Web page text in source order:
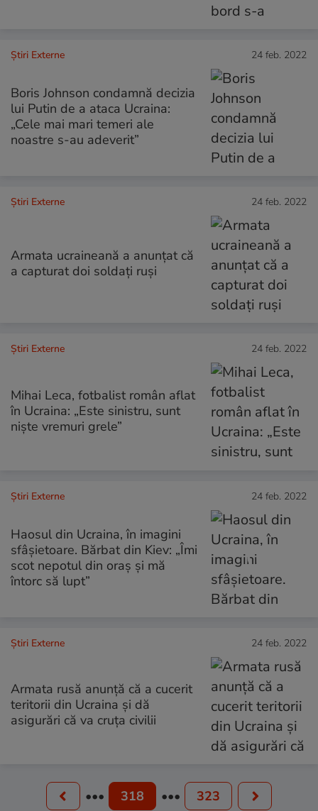
Știri Externe 24 feb. 2022
Boris Johnson condamnă decizia
lui Putin de a ataca Ucraina:
„Cele mai mari temeri ale
noastre s-au adeverit”
Știri Externe 24 feb. 2022
Armata ucraineană a anunțat că
a capturat doi soldaţi ruşi
Știri Externe 24 feb. 2022
Mihai Leca, fotbalist român aflat
în Ucraina: „Este sinistru, sunt
niște vremuri grele”
Știri Externe 24 feb. 2022
Haosul din Ucraina, în imagini
sfâșietoare. Bărbat din Kiev: „Îmi
scot nepotul din oraș și mă
întorc să lupt”
Știri Externe 24 feb. 2022
Armata rusă anunţă că a cucerit
teritorii din Ucraina și dă
asigurări că va cruţa civilii
••• 318 ••• 323